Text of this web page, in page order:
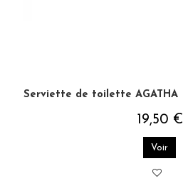
Serviette de toilette AGATHA
19,50 €
Voir